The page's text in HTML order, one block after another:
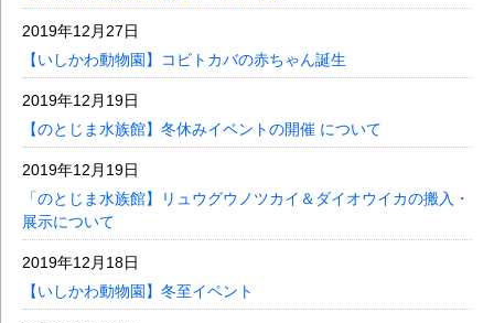
2019年12月27日
【いしかわ動物園】コビトカバの赤ちゃん誕生
2019年12月19日
【のとじま水族館】冬休みイベントの開催 について
2019年12月19日
「のとじま水族館】リュウグウノツカイ＆ダイオウイカの搬入・
展示について
2019年12月18日
【いしかわ動物園】冬至イベント